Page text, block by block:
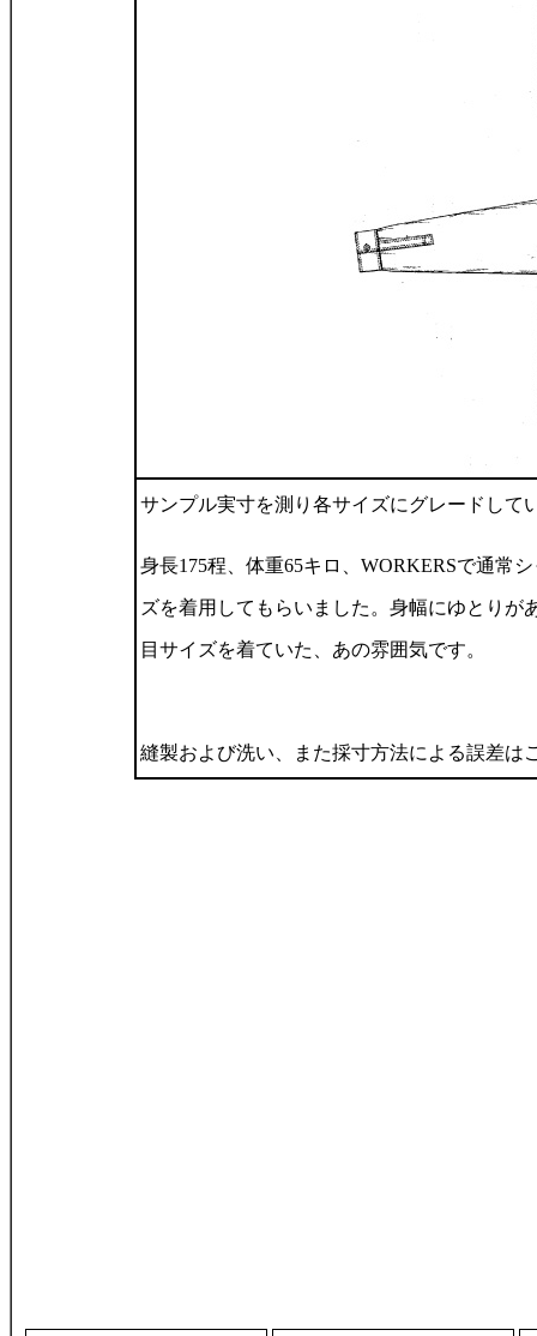
サンプル実寸を測り各サイズにグレードして
身長175程、体重65キロ、WORKERSで通常
ズを着用してもらいました。身幅にゆとりが
目サイズを着ていた、あの雰囲気です。
縫製および洗い、また採寸方法による誤差は